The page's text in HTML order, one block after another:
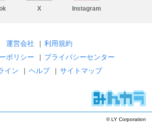
X Instagram
運営会社 | 利用規約
ポリシー
| プライバシーセンター
イン
| ヘルプ | サイトマップ
© LY Corporation